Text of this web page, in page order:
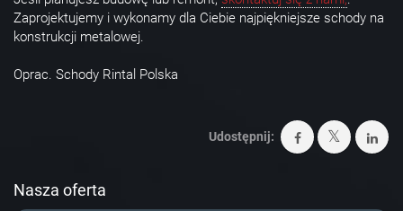
Zaprojektujemy i wykonamy dla Ciebie najpiękniejsze schody na
konstrukcji metalowej.
Oprac. Schody Rintal Polska
Udostępnij:
Nasza oferta